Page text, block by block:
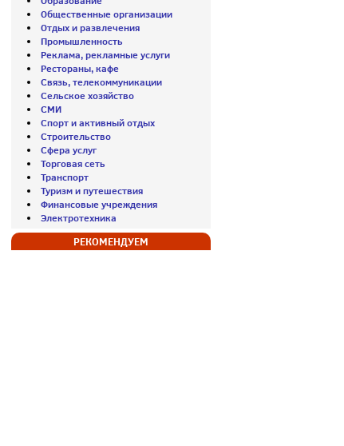
Общественные организации
Отдых и развлечения
Промышленность
Реклама, рекламные услуги
Рестораны, кафе
Связь, телекоммуникации
Сельское хозяйство
СМИ
Спорт и активный отдых
Строительство
Сфера услуг
Торговая сеть
Транспорт
Туризм и путешествия
Финансовые учреждения
Электротехника
РЕКОМЕНДУЕМ